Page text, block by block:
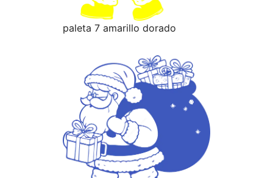
paleta 7 amarillo dorado